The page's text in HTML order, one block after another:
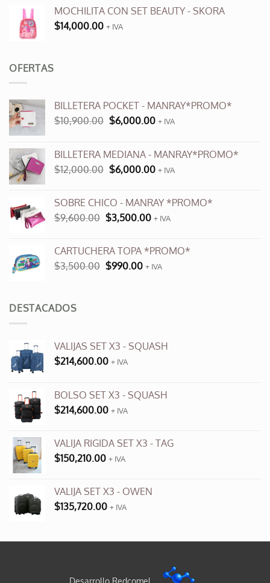
MOCHILITA CON SET BEAUTY - SKORA
$14,000.00 + IVA
OFERTAS
BILLETERA POCKET - MANRAY*PROMO*
$10,900.00 El
era:
$10,900.00.
$6,000.00El
es:
$6,000.00.
+ IVA
BILLETERA MEDIANA - MANRAY*PROMO*
$12,000.00 El
era:
$12,000.00.
$6,000.00El
es:
$6,000.00.
+ IVA
SOBRE CHICO - MANRAY *PROMO*
$9,600.00 El
era:
$9,600.00.
$3,500.00El
es:
$3,500.00.
+ IVA
CARTUCHERA TOPA *PROMO*
$3,500.00 El
$990.00El+ IVA
DESTACADOS
VALIJAS SET X3 - SQUASH
$214,600.00 + IVA
BOLSO SET X3 - SQUASH
$214,600.00 + IVA
VALIJA RIGIDA SET X3 - TAG
$150,210.00 + IVA
VALIJA SET X3 - OWEN
$135,720.00 + IVA